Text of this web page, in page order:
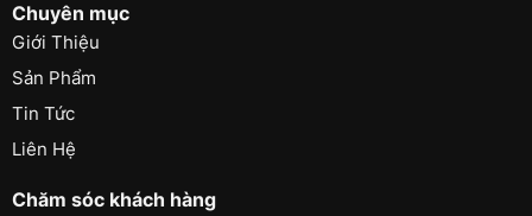
Chuyên mục
Giới Thiệu
Sản Phẩm
Tin Tức
Liên Hệ
Chăm sóc khách hàng